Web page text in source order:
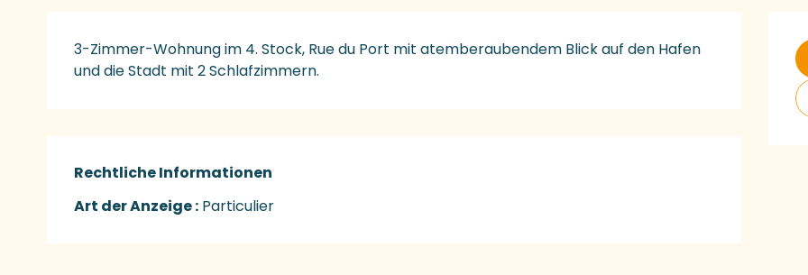
Beschreibung
3-Zimmer-Wohnung im 4. Stock, Rue du Port mit atemberaubendem Blick auf den Hafen
und die Stadt mit 2 Schlafzimmern.
Rechtliche Informationen
Rechtliche Informationen
Art der Anzeige : Particulier